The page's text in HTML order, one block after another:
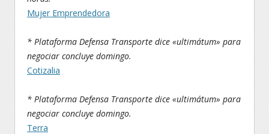
Mujer Emprendedora
* Plataforma Defensa Transporte dice «ultimátum» para
negociar concluye domingo.
Cotizalia
* Plataforma Defensa Transporte dice «ultimátum» para
negociar concluye domingo.
Terra